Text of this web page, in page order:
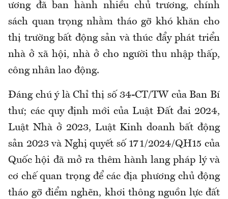
ương đã ban hành nhiều chủ trương, chính
sách quan trọng nhằm tháo gỡ khó khăn cho
thị trường bất động sản và thúc đẩy phát triển
nhà ở xã hội, nhà ở cho người thu nhập thấp,
công nhân lao động.
Đáng chú ý là Chỉ thị số 34-CT/TW của Ban Bí
thư; các quy định mới của Luật Đất đai 2024,
Luật Nhà ở 2023, Luật Kinh doanh bất động
sản 2023 và Nghị quyết số 171/2024/QH15 của
Quốc hội đã mở ra thêm hành lang pháp lý và
cơ chế quan trọng để các địa phương chủ động
tháo gỡ điểm nghẽn, khơi thông nguồn lực đất